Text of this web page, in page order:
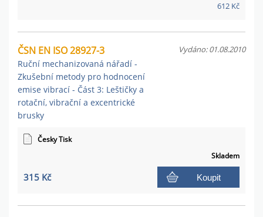
612 Kč
ČSN EN ISO 28927-3
Ruční mechanizovaná nářadí -
Zkušební metody pro hodnocení
emise vibrací - Část 3: Leštičky a
rotační, vibrační a excentrické
brusky
Vydáno: 01.08.2010
Česky Tisk
Skladem
315 Kč Koupit